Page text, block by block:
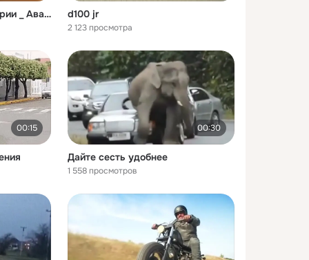
Мотогонки Эпичные Аварии _ Аварии на Мотоциклах d100 jr
2 123 просмотра
00:15 00:30
Дайте сесть удобнее
1 558 просмотров